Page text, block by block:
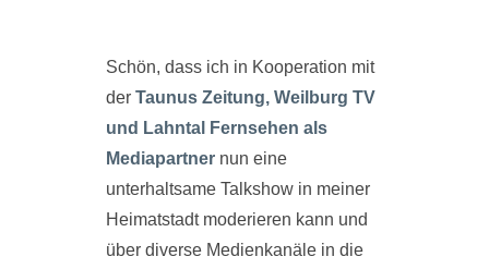
Schön, dass ich in Kooperation mit
der Taunus Zeitung, Weilburg TV
und Lahntal Fernsehen als
Mediapartnernun eine
unterhaltsame Talkshow in meiner
Heimatstadt moderieren kann und
über diverse Medienkanäle in die